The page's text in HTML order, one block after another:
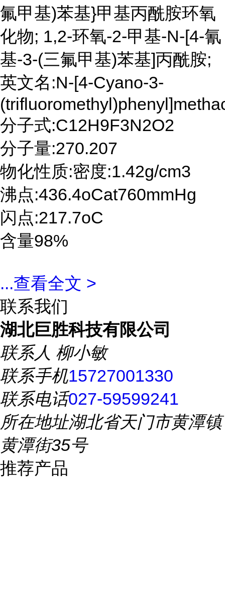
氟甲基)苯基}甲基丙酰胺环氧
化物; 1,2-环氧-2-甲基-N-[4-氰
基-3-(三氟甲基)苯基]丙酰胺;
英文名:N-[4-Cyano-3-
分子式:C12H9F3N2O2
分子量:270.207
物化性质:密度:1.42g/cm3
沸点:436.4oCat760mmHg
闪点:217.7oC
含量98%
...查看全文 >
联系我们
湖北巨胜科技有限公司
联系人 柳小敏
联系手机15727001330
联系电话027-59599241
所在地址湖北省天门市黄潭镇
黄潭街35号
推荐产品